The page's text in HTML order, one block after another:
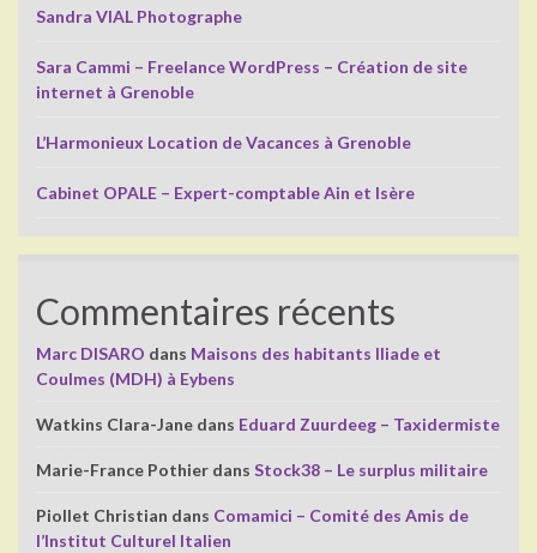
Sandra VIAL Photographe
Sara Cammi – Freelance WordPress – Création de site
internet à Grenoble
L’Harmonieux Location de Vacances à Grenoble
Cabinet OPALE – Expert-comptable Ain et Isère
Commentaires récents
Marc DISARO dans Maisons des habitants Iliade et
Coulmes (MDH) à Eybens
Watkins Clara-Jane dans Eduard Zuurdeeg – Taxidermiste
Marie-France Pothier dans Stock38 – Le surplus militaire
Piollet Christian dans Comamici – Comité des Amis de
l’Institut Culturel Italien